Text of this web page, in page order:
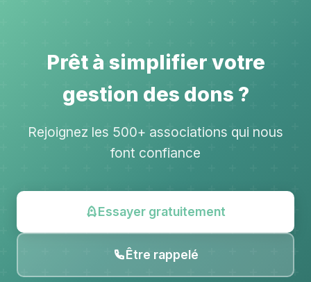
Prêt à simplifier votre
gestion des dons ?
Rejoignez les 500+ associations qui nous
font confiance
Essayer gratuitement
Être rappelé